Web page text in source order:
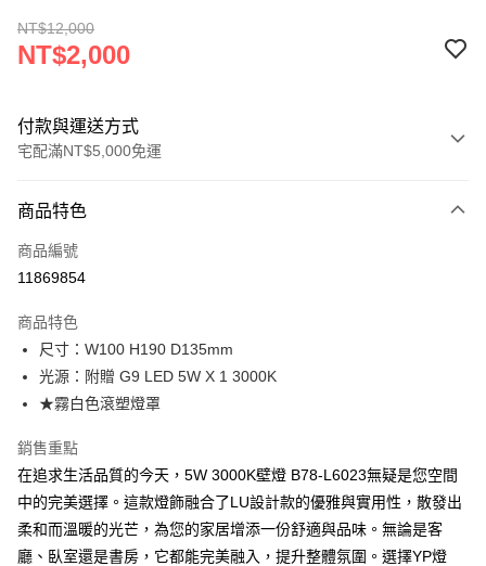
NT$12,000
NT$2,000
付款與運送方式
宅配滿NT$5,000免運
信用卡一次付款
LINE Pay
街口支付
悠遊付
全盈+PAY
AFTEE先享後付
相關說明
【關於「AFTEE先享後付」】
商品特色
商品編號
11869854
商品特色
尺寸：W100 H190 D135mm
光源：附贈 G9 LED 5W X 1 3000K
★霧白色滾塑燈罩
銷售重點
在追求生活品質的今天，5W 3000K壁燈 B78-L6023無疑是您空間
中的完美選擇。這款燈飾融合了LU設計款的優雅與實用性，散發出
柔和而溫暖的光芒，為您的家居增添一份舒適與品味。無論是客
廳、臥室還是書房，它都能完美融入，提升整體氛圍。選擇YP燈